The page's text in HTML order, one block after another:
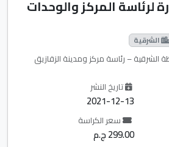
لرئاسة المركز والوحدات
الشرقية
الشرقية – رئاسة مركز ومدينة الزقازيق
تاريخ النشر
2021-12-13
سعر الكراسة
299.00 ج.م